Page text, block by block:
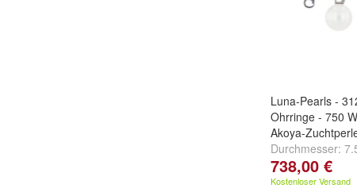
Luna-Pearls -
Ohrringe - 750
Akoya-
Durchmesser:
738,00 €
Kostenloser Versand